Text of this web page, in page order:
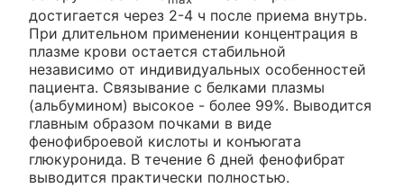
достигается через 2-4 ч после приема внутрь.
При длительном применении концентрация в
плазме крови остается стабильной
независимо от индивидуальных особенностей
пациента. Связывание с белками плазмы
(альбумином) высокое - более 99%. Выводится
главным образом почками в виде
фенофиброевой кислоты и конъюгата
глюкуронида. В течение 6 дней фенофибрат
выводится практически полностью.